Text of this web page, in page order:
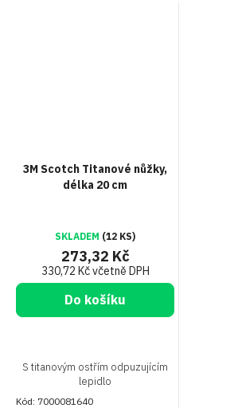
3M Scotch Titanové nůžky,
délka 20 cm
SKLADEM (12 KS)
330,72 Kč včetně DPH
273,32 Kč
Do košíku
S titanovým ostřím odpuzujícím
lepidlo
Kód: 7000081640